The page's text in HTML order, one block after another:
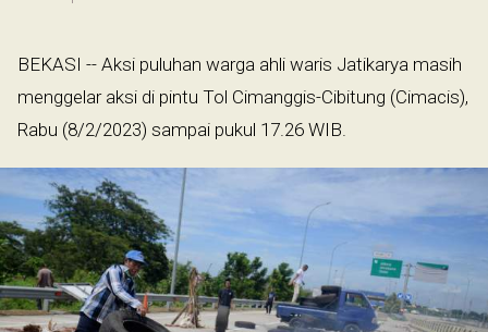
BEKASI -- Aksi puluhan warga ahli waris Jatikarya masih
menggelar aksi di pintu Tol Cimanggis-Cibitung (Cimacis),
Rabu (8/2/2023) sampai pukul 17.26 WIB.